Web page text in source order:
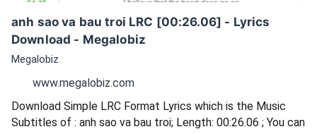
anh sao va bau troi LRC [00:26.06] - Lyrics
Download - Megalobiz
Megalobiz
www.megalobiz.com
Download Simple LRC Format Lyrics which is the Music
Subtitles of : anh sao va bau troi; Length: 00:26.06 ; You can